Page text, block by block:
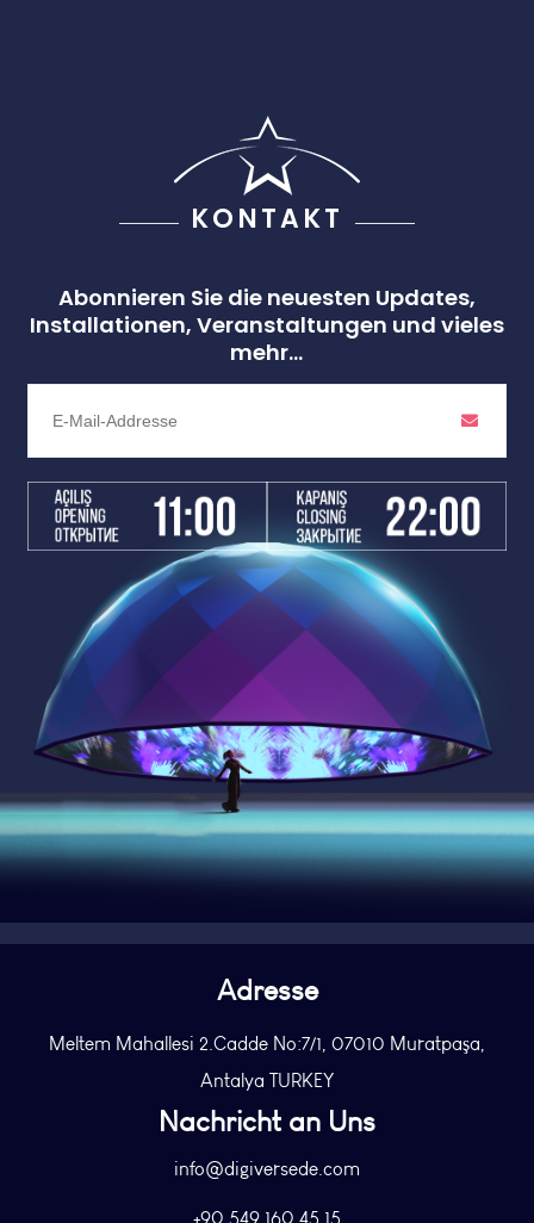
KONTAKT
Abonnieren Sie die neuesten Updates,
Installationen, Veranstaltungen und vieles
mehr...
Adresse
Meltem Mahallesi 2.Cadde No:7/1, 07010 Muratpaşa,
Antalya TURKEY
Nachricht an Uns
info@digiversede.com
+90 549 160 45 15